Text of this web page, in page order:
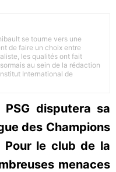
se tourne vers une
de faire un choix entre
les qualités ont fait
au sein de la rédaction
International de
disputera sa
des Champions
Pour le club de la
menaces